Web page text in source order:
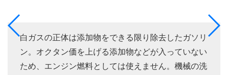
白ガスの正体は添加物をできる限り除去したガソリ
ン。オクタン価を上げる添加物などが入っていない
ため、エンジン燃料としては使えません。機械の洗